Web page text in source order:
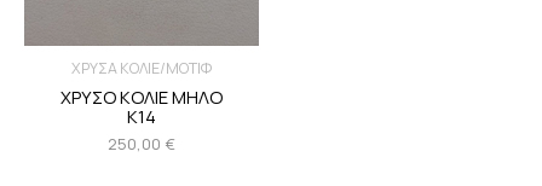
ΧΡΥΣΑ ΚΟΛΙΕ/ΜΟΤΙΦ
ΧΡΥΣΟ ΚΟΛΙΕ ΜΗΛΟ
Κ14
250,00 €